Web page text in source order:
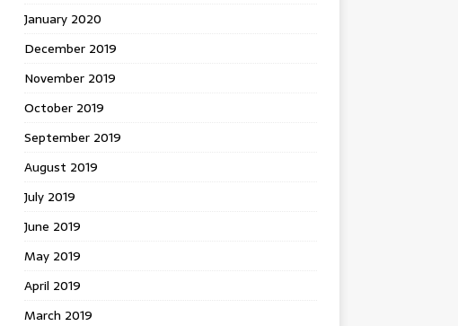
January 2020
December 2019
November 2019
October 2019
September 2019
August 2019
July 2019
June 2019
May 2019
April 2019
March 2019